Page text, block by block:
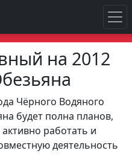
на 2012
Чёрного Водяного
будет полна планов,
работать и
деятельность